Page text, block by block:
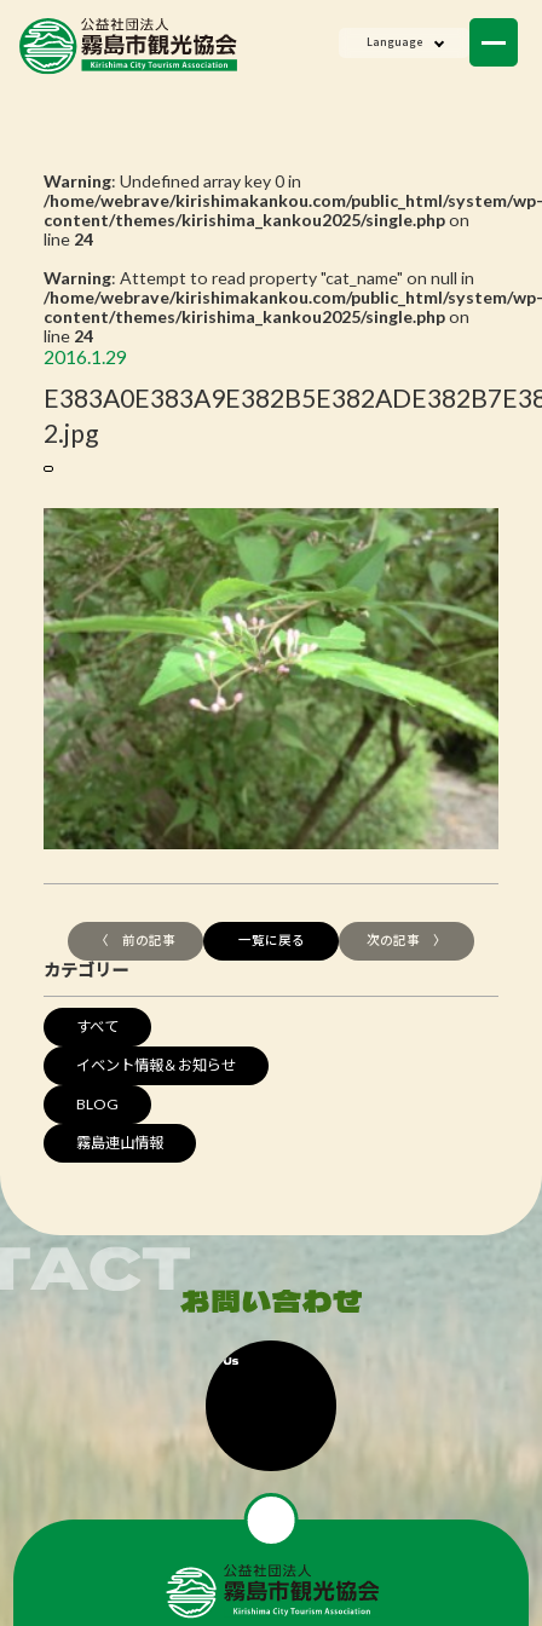
Language
Warning: Undefined array key 0 in
/home/webrave/kirishimakankou.com/public_html/system/wp-
content/themes/kirishima_kankou2025/single.phpon
line 24
Warning: Attempt to read property "cat_name" on null in
/home/webrave/kirishimakankou.com/public_html/system/wp-
content/themes/kirishima_kankou2025/single.phpon
line 24
2016.1.29
2.jpg
〈 前の記事 一覧に戻る 次の記事 〉
カテゴリー
すべて
イベント情報＆お知らせ
BLOG
霧島連山情報